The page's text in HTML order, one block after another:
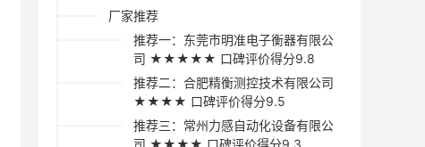
厂家推荐
推荐一：东莞市明准电子衡器有限公
司 ★★★★★ 口碑评价得分9.8
推荐二：合肥精衡测控技术有限公司
★★★★ 口碑评价得分9.5
推荐三：常州力感自动化设备有限公
司 ★★★★ 口碑评价得分9.3